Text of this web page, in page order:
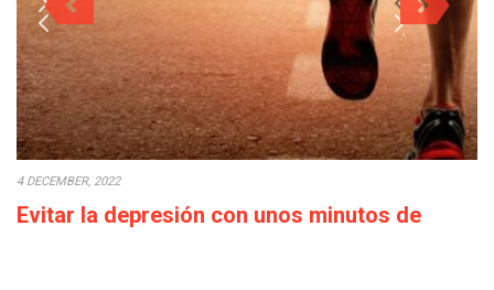
4 DECEMBER, 2022
Evitar la depresión con unos minutos de